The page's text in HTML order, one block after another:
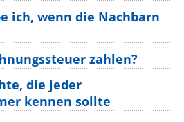
ich, wenn die Nachbarn
zahlen?
die jeder
kennen sollte